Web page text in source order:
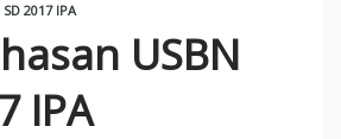
SD 2017 IPA
USBN
IPA